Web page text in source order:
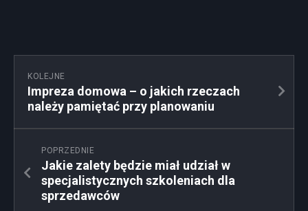
KOLEJNE
Impreza domowa – o jakich rzeczach
należy pamiętać przy planowaniu
POPRZEDNIE
Jakie zalety będzie miał udział w
specjalistycznych szkoleniach dla
sprzedawców